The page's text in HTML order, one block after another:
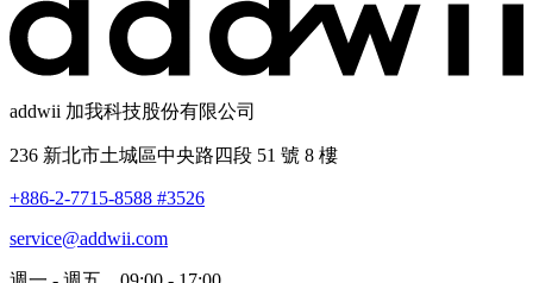
addwii 加我科技股份有限公司
236 新北市土城區中央路四段 51 號 8 樓
+886-2-7715-8588 #3526
service@addwii.com